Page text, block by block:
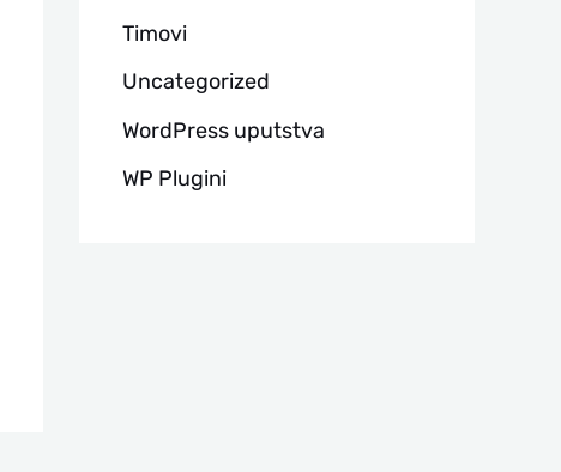
Timovi
Uncategorized
WordPress uputstva
WP Plugini